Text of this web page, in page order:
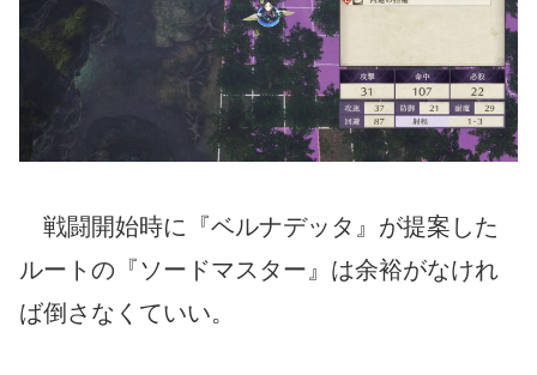
戦闘開始時に『ベルナデッタ』が提案した
ルートの『ソードマスター』は余裕がなけれ
ば倒さなくていい。